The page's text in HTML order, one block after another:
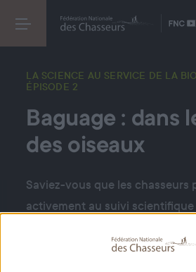
LA SCIENCE AU SERVICE DE LA
ÉPISODE 2
Baguage : dans
des oiseaux
Saviez-vous que les chasseurs
activement au suivi scientifique
Muséum national d'Histoire